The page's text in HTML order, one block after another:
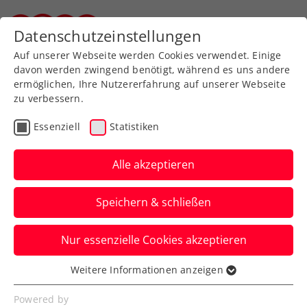
Zurück zur Newsübersicht
Turniere
Internationale
Auszeichnung für Upper
Austria Ladies Linz
Das WTA-250-Turnier in Oberösterreichs
Landeshauptstadt steht als Green-Event
wie ein Leuchtturm für Nachhaltigkeit.
Verfasst von: Presseaussendung / Redaktion, 01.06.2023
Datenschutzeinstellungen
Auf unserer Webseite werden Cookies verwendet. Einige
davon werden zwingend benötigt, während es uns andere
ermöglichen, Ihre Nutzererfahrung auf unserer Webseite
zu verbessern.
Essenziell Statistiken
Alle akzeptieren
Speichern & schließen
Nur essenzielle Cookies akzeptieren
Essenziell
Essenzielle Cookies werden für grundlegende
Weitere Informationen anzeigen
Powered by